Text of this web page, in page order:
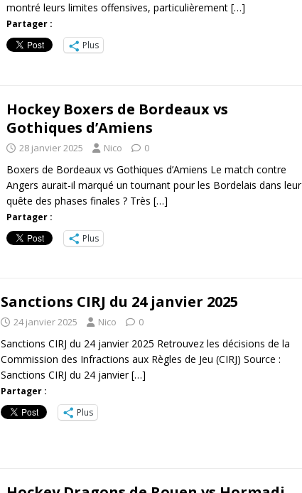
montré leurs limites offensives, particulièrement […]
Partager :
Plus
Hockey Boxers de Bordeaux vs
Gothiques d’Amiens
28 janvier 2025 Nico 0
Boxers de Bordeaux vs Gothiques d’Amiens Le match contre
Angers aurait-il marqué un tournant pour les Bordelais dans leur
quête des phases finales ? Très […]
Partager :
Plus
Sanctions CIRJ du 24 janvier 2025
24 janvier 2025 Nico 0
Sanctions CIRJ du 24 janvier 2025 Retrouvez les décisions de la
Commission des Infractions aux Règles de Jeu (CIRJ) Source :
Sanctions CIRJ du 24 janvier[…]
Partager :
Plus